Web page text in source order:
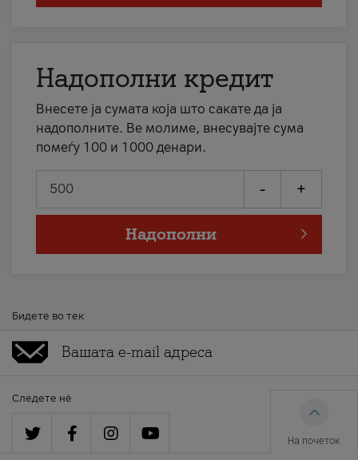
Надополни кредит
Внесете ја сумата која што сакате да ја
надополните. Ве молиме, внесувајте сума
помеѓу 100 и 1000 денари.
- +
Надополни
Бидете во тек
Следете нè
На почеток